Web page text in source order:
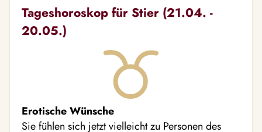
Tageshoroskop für Stier (21.04. -
20.05.)
Erotische Wünsche
Sie fühlen sich jetzt vielleicht zu Personen des